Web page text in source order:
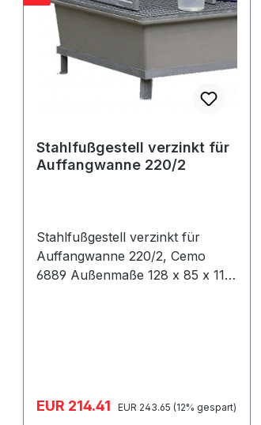
Stahlfußgestell verzinkt für
Auffangwanne 220/2
Stahlfußgestell verzinkt für
Auffangwanne 220/2, Cemo
6889 Außenmaße 128 x 85 x 11
Verkaufspreis:
EUR 214.41 Regulärer Preis:
EUR 243.65 (12% gespart)